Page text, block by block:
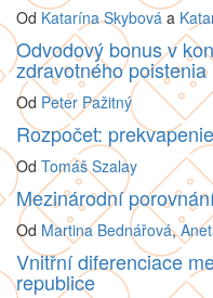
Od Katarína Skybováa
Odvodový bonus v
zdravotného poistenia
Od Peter Pažitný
Rozpočet:
Od Tomáš Szalay
Mezinárodní
Od Martina Bednářová,
Vnitřní diferenciace
republice